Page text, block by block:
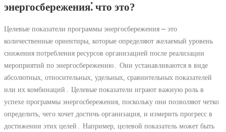
энергосбережения⁚ что это?
Целевые показатели программы энергосбережения ⎼ это
количественные ориентиры, которые определяют желаемый уровень
снижения потребления ресурсов организацией после реализации
мероприятий по энергосбережению․ Они устанавливаются в виде
абсолютных, относительных, удельных, сравнительных показателей
или их комбинаций․ Целевые показатели играют важную роль в
успехе программы энергосбережения, поскольку они позволяют четко
определить, чего хочет достичь организация, и измерить прогресс в
достижении этих целей․ Например, целевой показатель может быть